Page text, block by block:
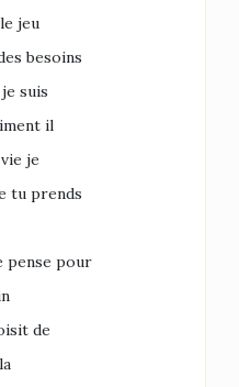
jeu
besoins
suis
il
je
tu prends
pense pour
de